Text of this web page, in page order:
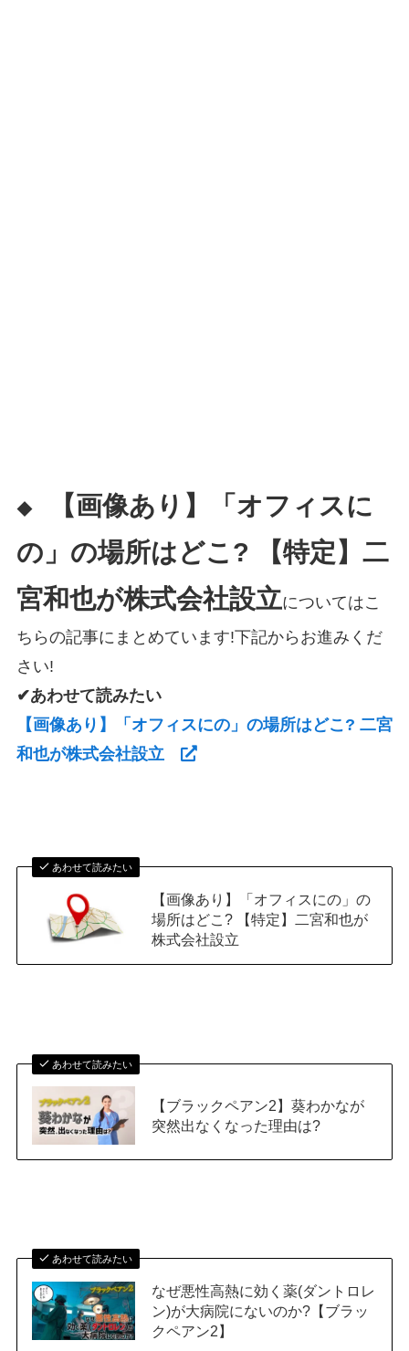
◆
【画像あり】「オフィスに
の」の場所はどこ? 【特定】二
宮和也が株式会社設立についてはこ
ちらの記事にまとめています!下記からお進みくだ
さい!
✔あわせて読みたい
【画像あり】「オフィスにの」の場所はどこ? 二宮
和也が株式会社設立
あわせて読みたい
【画像あり】「オフィスにの」の
場所はどこ? 【特定】二宮和也が
株式会社設立
あわせて読みたい
【ブラックペアン2】葵わかなが
突然出なくなった理由は?
あわせて読みたい
なぜ悪性高熱に効く薬(ダントロレ
ン)が大病院にないのか?【ブラッ
クペアン2】